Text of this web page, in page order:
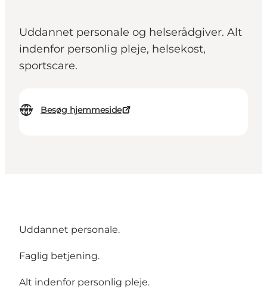
Uddannet personale og helserådgiver. Alt
indenfor personlig pleje, helsekost,
sportscare.
Besøg hjemmeside
Uddannet personale.
Faglig betjening.
Alt indenfor personlig pleje.